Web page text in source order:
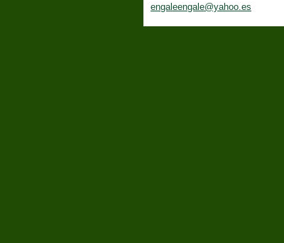
engaleengale@yahoo.es